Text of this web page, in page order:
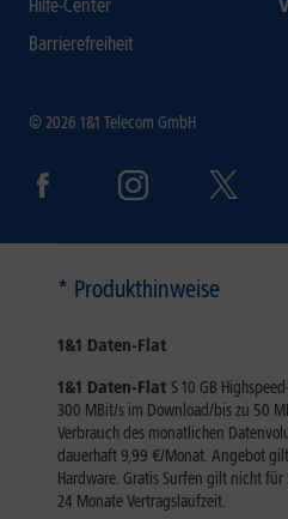
Hilfe-Center
Barrierefreiheit
© 2026 1&1 Telecom GmbH